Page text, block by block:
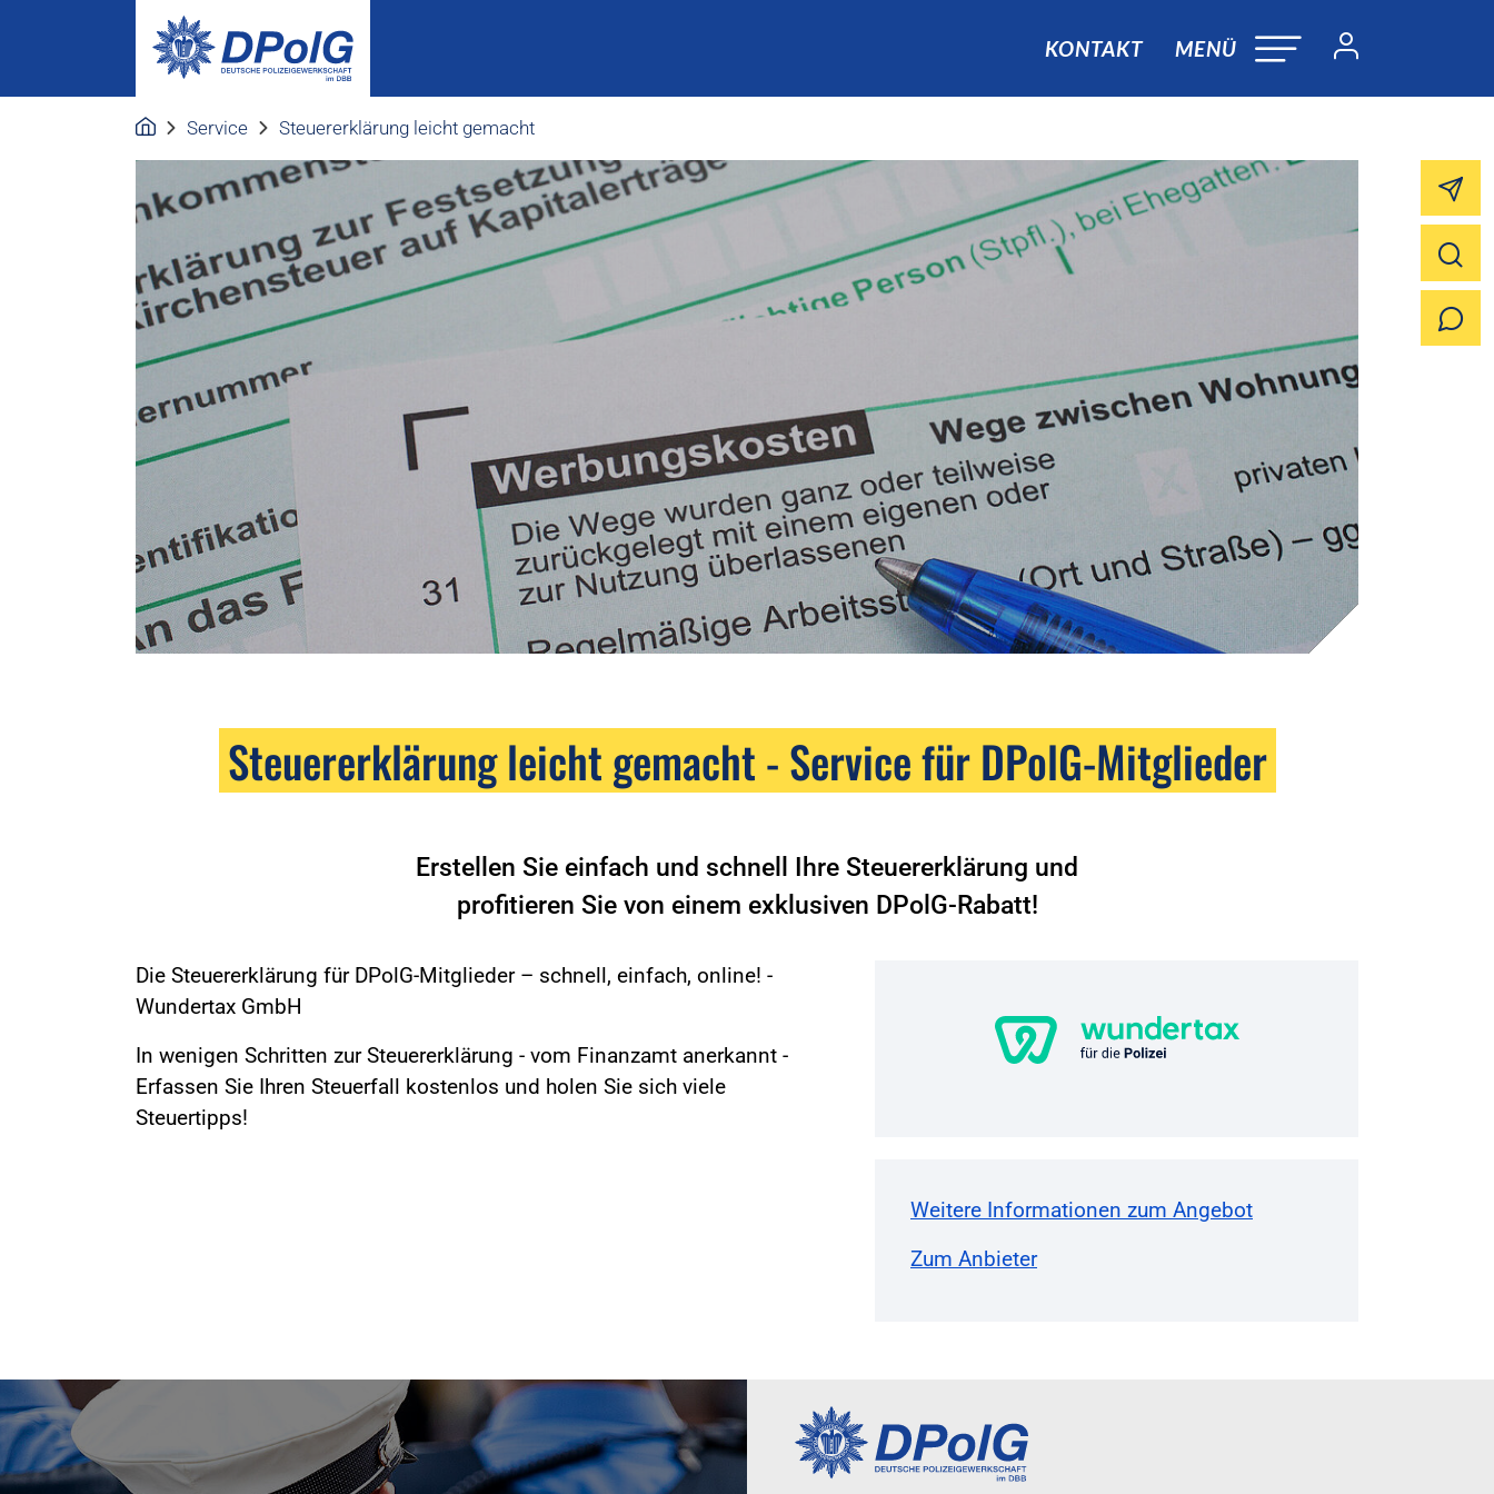
KONTAKT MENÜ
Service Steuererklärung leicht gemacht
Steuererklärung leicht gemacht - Service für DPolG-Mitglieder
Erstellen Sie einfach und schnell Ihre Steuererklärung und
profitieren Sie von einem exklusiven DPolG-Rabatt!
Die Steuererklärung für DPolG-Mitglieder – schnell, einfach, online! -
Wundertax GmbH
In wenigen Schritten zur Steuererklärung - vom Finanzamt anerkannt -
Erfassen Sie Ihren Steuerfall kostenlos und holen Sie sich viele
Steuertipps!
Weitere Informationen zum Angebot
Zum Anbieter